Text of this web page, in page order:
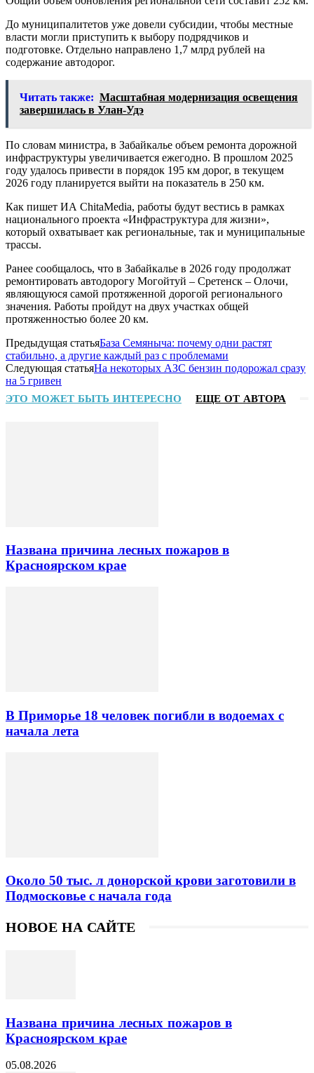
До муниципалитетов уже довели субсидии, чтобы местные
власти могли приступить к выбору подрядчиков и
подготовке. Отдельно направлено 1,7 млрд рублей на
содержание автодорог.
Читать также: Масштабная модернизация освещения
завершилась в Улан-Удэ
По словам министра, в Забайкалье объем ремонта дорожной
инфраструктуры увеличивается ежегодно. В прошлом 2025
году удалось привести в порядок 195 км дорог, в текущем
2026 году планируется выйти на показатель в 250 км.
Как пишет ИА ChitaMedia, работы будут вестись в рамках
национального проекта «Инфраструктура для жизни»,
который охватывает как региональные, так и муниципальные
трассы.
Ранее сообщалось, что в Забайкалье в 2026 году продолжат
ремонтировать автодорогу Могойтуй – Сретенск – Олочи,
являющуюся самой протяженной дорогой регионального
значения. Работы пройдут на двух участках общей
протяженностью более 20 км.
Предыдущая статьяБаза Семяныча: почему одни растят
стабильно, а другие каждый раз с проблемами
Следующая статьяНа некоторых АЗС бензин подорожал сразу
на 5 гривен
ЭТО МОЖЕТ БЫТЬ ИНТЕРЕСНО ЕЩЕ ОТ АВТОРА
Названа причина лесных пожаров в
Красноярском крае
В Приморье 18 человек погибли в водоемах с
начала лета
Около 50 тыс. л донорской крови заготовили в
Подмосковье с начала года
НОВОЕ НА САЙТЕ
Названа причина лесных пожаров в
Красноярском крае
05.08.2026